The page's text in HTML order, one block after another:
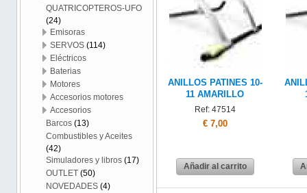
ANILLOS PATINES 10-
11 AMARILLO
Ref: 47514
€ 7,00
Añadir al carrito
QUATRICOPTEROS-UFO
(24)
Emisoras
SERVOS (114)
Eléctricos
Baterias
Motores
Accesorios motores
Accesorios
Barcos (13)
Combustibles y Aceites
(42)
Simuladores y libros (17)
OUTLET (50)
NOVEDADES (4)